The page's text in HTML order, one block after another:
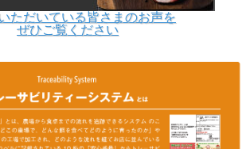
ただいている皆さまのお声を
ぜひご覧ください